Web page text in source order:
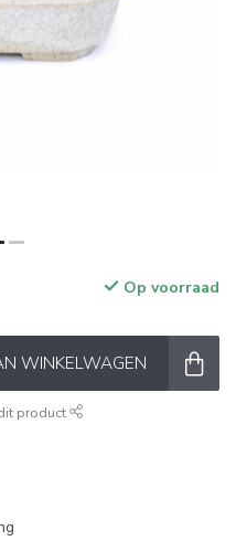
Op voorraad
WINKELWAGEN
product